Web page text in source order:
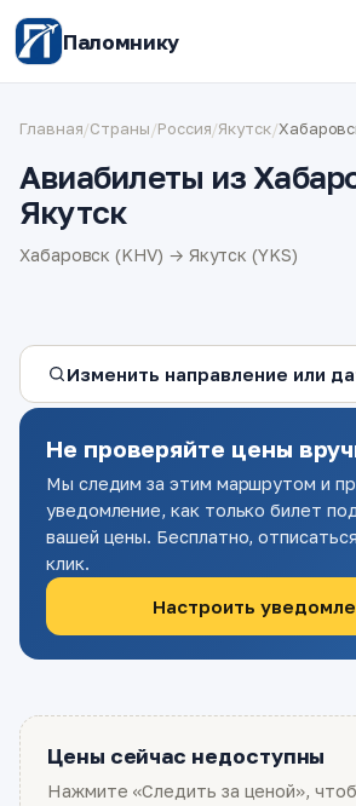
Паломнику
Главная/Страны/Россия/Якутск/
Авиабилеты из
Якутск
Хабаровск (KHV) → Якутск (YKS)
Изменить направление или
Не проверяйте цены
Мы следим за этим маршрутом и
уведомление, как только билет
вашей цены. Бесплатно,
клик.
Настроить
Цены сейчас недоступны
Нажмите «Следить за ценой»,